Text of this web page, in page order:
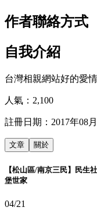
作者聯絡方式
自我介紹
台灣相親網站好的愛
人氣： 2,100
註冊日期： 2017年08
文章 關於
【松山區/南京三民】民生
堡世家
04/21